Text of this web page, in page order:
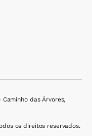
das Árvores,
os direitos reservados.